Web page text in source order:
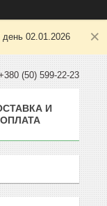
день 02.01.2026
(50) 599-22-23
И
ОПЛАТА